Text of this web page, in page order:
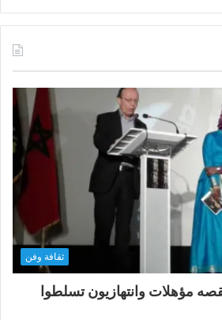
ثقافة وفن
مؤهلات وانتهازيون تسلطوا